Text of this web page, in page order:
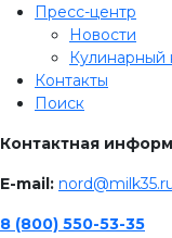
Пресс-центр
Новости
Кулинарный
Контакты
Поиск
Контактная
E-mail:
8 (800) 550-53-35